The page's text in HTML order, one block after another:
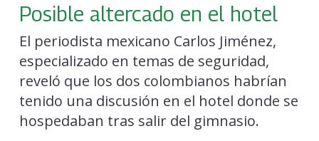
Posible altercado en el hotel
El periodista mexicano Carlos Jiménez,
especializado en temas de seguridad,
reveló que los dos colombianos habrían
tenido una discusión en el hotel donde se
hospedaban tras salir del gimnasio.